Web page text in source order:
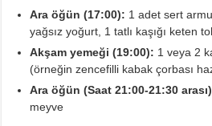
Ara öğün (17:00): 1 adet sert
yağsız yoğurt, 1 tatlı kaşığı keten
Akşam yemeği (19:00): 1 veya 2
(örneğin zencefilli kabak çorbası
Ara öğün (Saat 21:00-21:30
meyve